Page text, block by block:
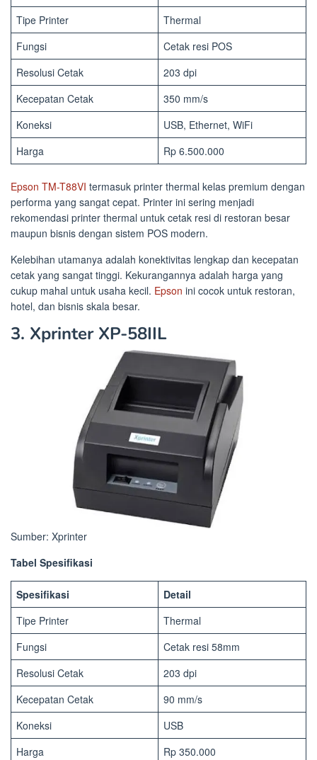
Tipe Printer
Thermal
Fungsi
Cetak resi POS
Resolusi Cetak
203 dpi
Kecepatan Cetak
350 mm/s
Koneksi
USB, Ethernet, WiFi
Harga
Rp 6.500.000
Epson TM-T88VI termasuk printer thermal kelas premium dengan
performa yang sangat cepat. Printer ini sering menjadi
rekomendasi printer thermal untuk cetak resi di restoran besar
maupun bisnis dengan sistem POS modern.
Kelebihan utamanya adalah konektivitas lengkap dan kecepatan
cetak yang sangat tinggi. Kekurangannya adalah harga yang
cukup mahal untuk usaha kecil. Epson ini cocok untuk restoran,
hotel, dan bisnis skala besar.
3. Xprinter XP-58IIL
Sumber: Xprinter
Tabel Spesifikasi
Spesifikasi
Detail
Tipe Printer
Thermal
Fungsi
Cetak resi 58mm
Resolusi Cetak
203 dpi
Kecepatan Cetak
90 mm/s
Koneksi
USB
Harga
Rp 350.000